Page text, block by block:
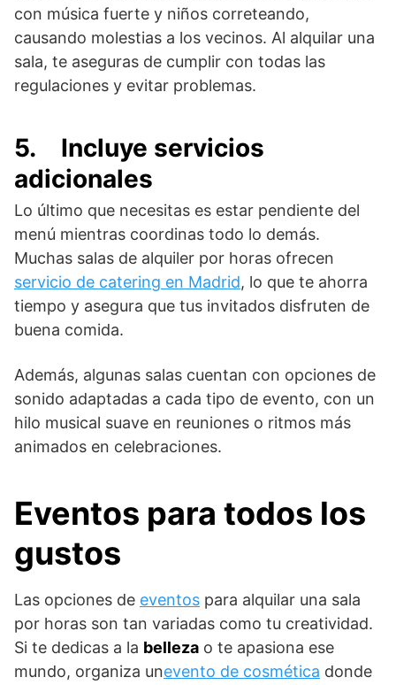
con música fuerte y niños correteando,
causando molestias a los vecinos. Al alquilar una
sala, te aseguras de cumplir con todas las
regulaciones y evitar problemas.
5. Incluye servicios
adicionales
Lo último que necesitas es estar pendiente del
menú mientras coordinas todo lo demás.
Muchas salas de alquiler por horas ofrecen
servicio de catering en Madrid, lo que te ahorra
tiempo y asegura que tus invitados disfruten de
buena comida.
Además, algunas salas cuentan con opciones de
sonido adaptadas a cada tipo de evento, con un
hilo musical suave en reuniones o ritmos más
animados en celebraciones.
Eventos para todos los
gustos
Las opciones de eventos para alquilar una sala
por horas son tan variadas como tu creatividad.
Si te dedicas a la belleza o te apasiona ese
mundo, organiza unevento de cosmética donde